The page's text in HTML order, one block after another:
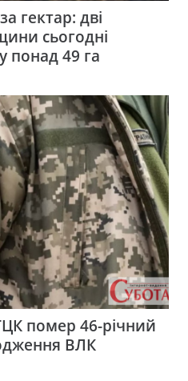
гектар: дві
сьогодні
понад 49 га
помер 46-річний
ВЛК